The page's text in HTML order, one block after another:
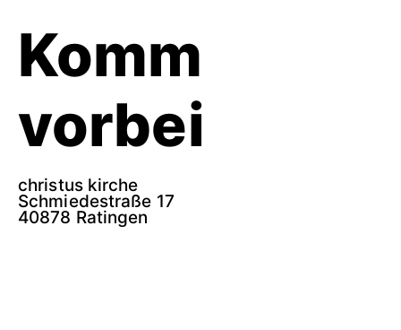
Komm
vorbei
christus kirche
Schmiedestraße 17
40878 Ratingen